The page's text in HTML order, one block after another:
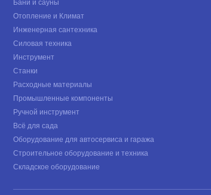
Бани и сауны
Отопление и Климат
Инженерная сантехника
Силовая техника
Инструмент
Станки
Расходные материалы
Промышленные компоненты
Ручной инструмент
Всё для сада
Оборудование для автосервиса и гаража
Строительное оборудование и техника
Складское оборудование